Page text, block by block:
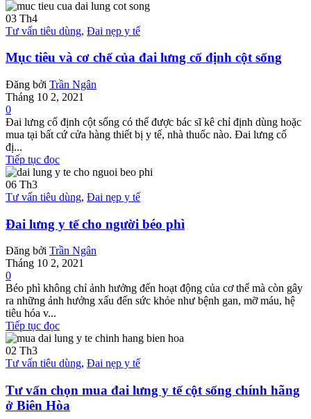
03 Th4
Tư vấn tiêu dùng, Đai nẹp y tế
Mục tiêu và cơ chế của đai lưng cố định cột sống
Đăng bởi Trần Ngân
Tháng 10 2, 2021
0
Đai lưng cố định cột sống có thể được bác sĩ kê chỉ định dùng hoặc
mua tại bất cứ cửa hàng thiết bị y tế, nhà thuốc nào. Đai lưng cố
đị...
Tiếp tục đọc
06 Th3
Tư vấn tiêu dùng, Đai nẹp y tế
Đai lưng y tế cho người béo phì
Đăng bởi Trần Ngân
Tháng 10 2, 2021
0
Béo phì không chỉ ảnh hưởng đến hoạt động của cơ thể mà còn gây
ra những ảnh hưởng xấu đến sức khỏe như bệnh gan, mỡ máu, hệ
tiêu hóa v...
Tiếp tục đọc
02 Th3
Tư vấn tiêu dùng, Đai nẹp y tế
Tư vấn chọn mua đai lưng y tế cột sống chính hãng
ở Biên Hòa